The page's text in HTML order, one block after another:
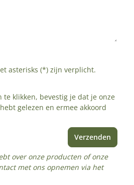
asterisks (*) zijn verplicht.
te klikken, bevestig je dat je onze
hebt gelezen en ermee akkoord
Verzenden
over onze producten of onze
met ons opnemen via het